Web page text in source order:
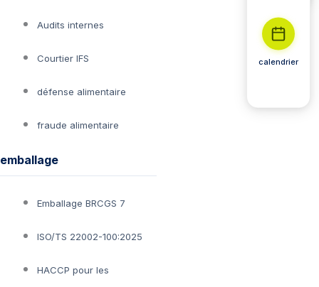
Audits internes
Courtier IFS
défense alimentaire
fraude alimentaire
emballage
Emballage BRCGS 7
ISO/TS 22002-100:2025
HACCP pour les
calendrier